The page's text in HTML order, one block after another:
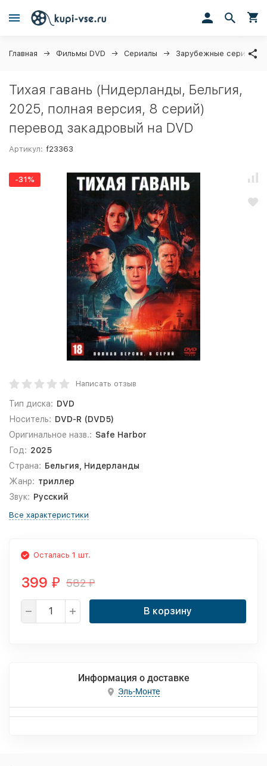
Главная Фильмы DVD Сериалы Зарубежные сериалы
Тихая гавань (Нидерланды, Бельгия,
2025, полная версия, 8 серий)
перевод закадровый на DVD
Артикул: f23363
-31%
Написать отзыв
Тип диска: DVD
Носитель: DVD-R (DVD5)
Оригинальное назв.: Safe Harbor
Год: 2025
Страна: Бельгия, Нидерланды
Жанр: триллер
Звук: Русский
Все характеристики
Осталась 1 шт.
399 ₽ 582₽
В корзину
Информация о доставке
Эль-Монте